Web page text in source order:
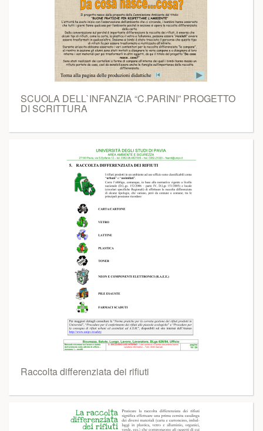
SCUOLA DELL`INFANZIA “C.PARINI” PROGETTO
DI SCRITTURA
Raccolta differenziata dei rifiuti